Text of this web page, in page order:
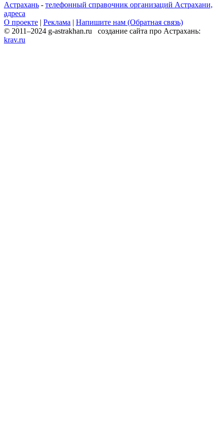
Астрахань - телефонный справочник организаций Астрахани,
адреса
О проекте | Реклама | Напишите нам (Обратная связь)
© 2011–2024 g-astrakhan.ru создание сайта про Астрахань:
krav.ru